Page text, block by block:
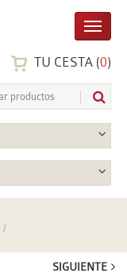
TU CESTA (0)
SIGUIENTE